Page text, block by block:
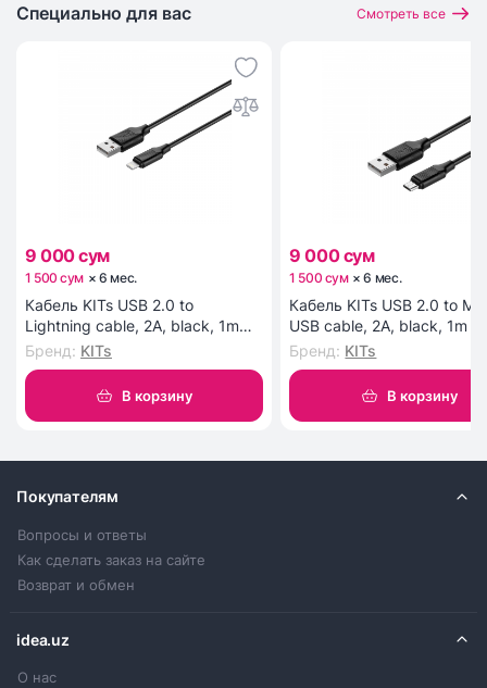
Специально для вас Смотреть все
9 000 сум
1 500 сум × 6 мес.
Кабель KITs USB 2.0 to
Lightning cable, 2A, black, 1m
(KITS-W-003)
Бренд: KITs
В корзину
9 000 сум
1 500 сум ×6 мес.
Кабель KITs USB 2.0 to
USB cable, 2A, black, 1m
W-002)
Бренд: KITs
В корзину
Покупателям
Вопросы и ответы
Как сделать заказ на сайте
Возврат и обмен
idea.uz
О нас